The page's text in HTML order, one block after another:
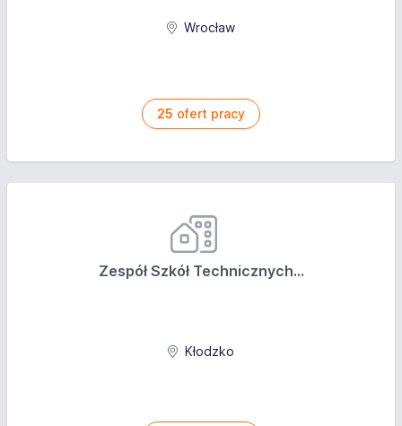
Wrocław
25 ofert pracy
Zespół Szkół Technicznych...
Kłodzko